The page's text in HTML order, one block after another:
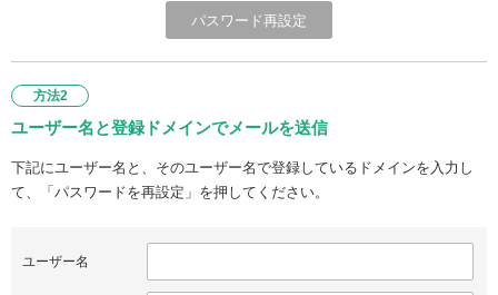
方法2
ユーザー名と登録ドメインでメールを送信
下記にユーザー名と、そのユーザー名で登録しているドメインを入力し
て、「パスワードを再設定」を押してください。
ユーザー名